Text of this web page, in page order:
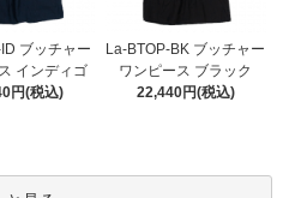
ブッチャー
インディゴ
円(税込)
La-BTOP-BK ブッチャー
ワンピース ブラック
22,440円(税込)